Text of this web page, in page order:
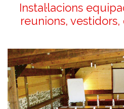
Instal·lacions
reunions,